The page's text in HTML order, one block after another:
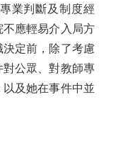
業判斷及制度經
應輕易介入局方
定前，除了考慮
公眾、對教師專
及她在事件中並